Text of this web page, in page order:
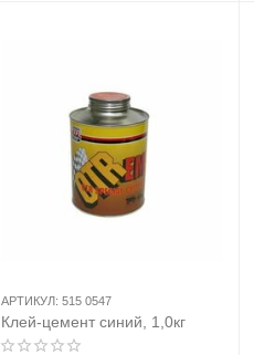
АРТИКУЛ: 515 0547
Клей-цемент синий, 1,0кг